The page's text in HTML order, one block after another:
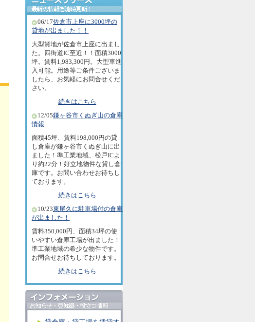
06/17佐倉市上座に3000坪の
貸地が出ました！！
大型貸地が佐倉市上座に出まし
た。四街道IC至近！！面積3000
坪。賃料1,983,300円。大型車進
入可能。用途等ご条件ございま
したら、お気軽にお問合せくだ
さい。
続きはこちら
12/05鎌ヶ谷市くぬぎ山の倉庫
情報
面積45坪、賃料198,000円の貸
し倉庫が鎌ヶ谷市くぬぎ山に出
ました！準工業地域、松戸ICよ
り約22分！好立地物件な貸し倉
庫です。お問い合わせお待ちし
ております。
続きはこちら
10/23東尾久に駐車場付の倉庫
が出ました！
賃料350,000円、面積34坪の使
いやすい倉庫工場が出ました！
準工業地域の希少な物件です。
お問合せお待ちしております。
続きはこちら